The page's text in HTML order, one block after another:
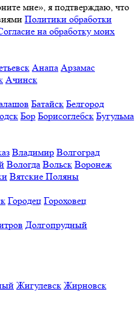
мне», я подтверждаю, что
Политики обработки
на обработку моих
Анапа Арзамас
Ачинск
Батайск Белгород
Бор Борисоглебск Бугульма
Владимир Волгоград
Вологда Вольск Воронеж
Вятские Поляны
Городец Гороховец
Долгопрудный
Жигулевск Жирновск